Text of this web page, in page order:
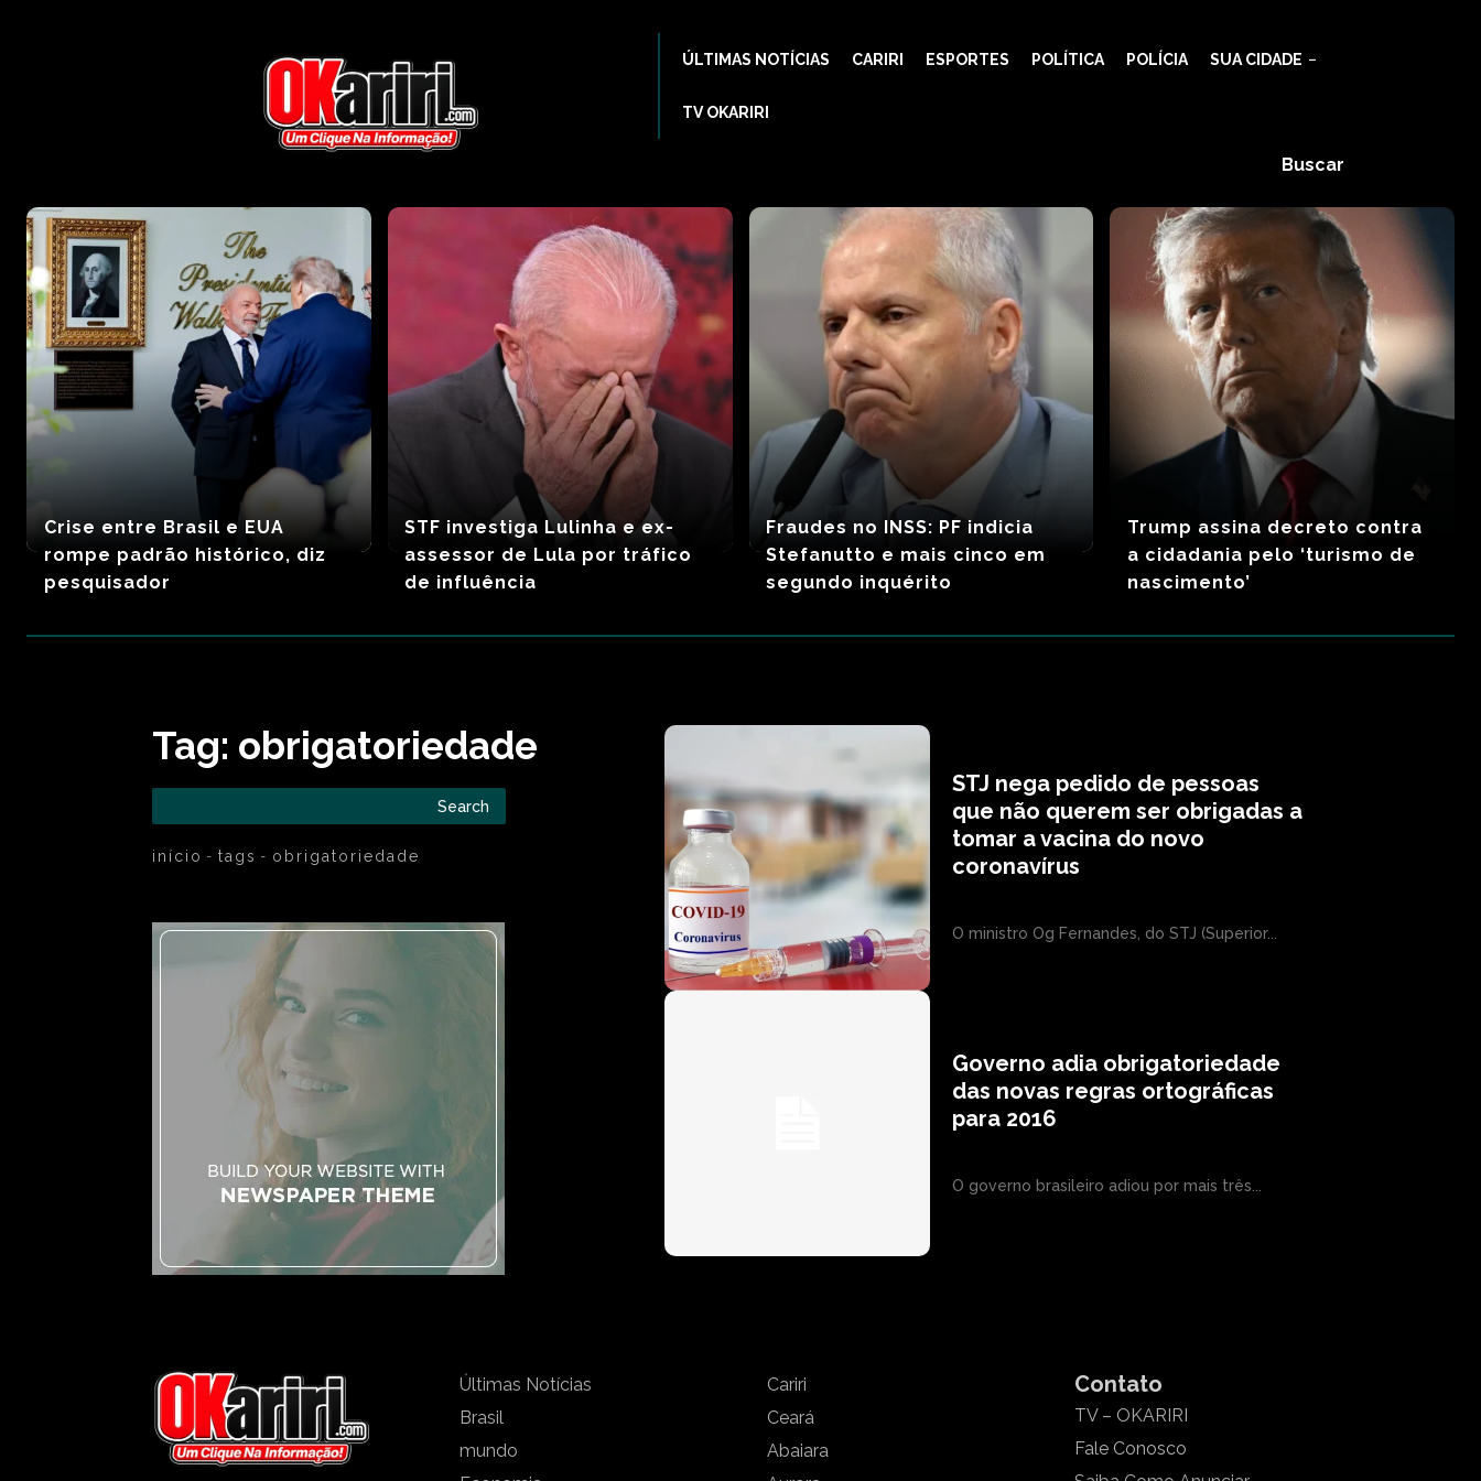
ÚLTIMAS NOTÍCIAS CARIRI ESPORTES POLÍTICA POLÍCIA SUA CIDADE
TV OKARIRI
Buscar
Crise entre Brasil e EUA
rompe padrão histórico, diz
pesquisador
STF investiga Lulinha e ex-
assessor de Lula por tráfico
de influência
Fraudes no INSS: PF indicia
Stefanutto e mais cinco em
segundo inquérito
Trump assina decreto contra
a cidadania pelo ‘turismo de
nascimento’
Tag: obrigatoriedade
Search
início tags obrigatoriedade
STJ nega pedido de pessoas
que não querem ser obrigadas a
tomar a vacina do novo
coronavírus
O ministro Og Fernandes, do STJ (Superior...
Governo adia obrigatoriedade
das novas regras ortográficas
para 2016
O governo brasileiro adiou por mais três...
Últimas Notícias
Brasil
mundo
Cariri
Ceará
Abaiara
Contato
TV – OKARIRI
Fale Conosco